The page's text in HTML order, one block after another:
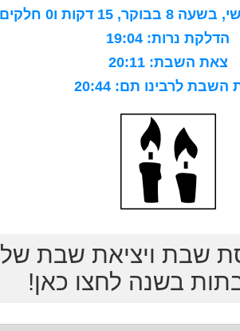
15 דקות ו0 חלקים
הדלקת נרות: 19:04
צאת השבת: 20:11
לרבינו תם: 20:44
שבת ויציאת שבת של
בשנה לחצו כאן!